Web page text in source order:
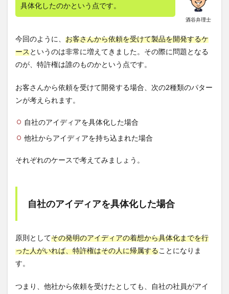
特許
（特
許法
第
74
1
項）
臀部
拭き
取り
の特
裁判
例
特許
権を
取り
とめ
酒谷弁理士
具体化したのかという点です。
今回のように、 お客さんから依頼を受けて製品を開発するケ
ースというのは非常に増えてきました。その際に問題となる
のが、特許権は誰のものかという点です。
お客さんから依頼を受けて開発する場合、次の2種類のパター
ンが考えられます。
自社のアイディアを具体化した場合
他社からアイディアを持ち込まれた場合
それぞれのケースで考えてみましょう。
自社のアイディアを具体化した場合
原則としてその発明のアイディアの着想から具体化までを行
った人がいれば、特許権はその人に帰属することになりま
す。
つまり、他社から依頼を受けたとしても、自社の社員がアイ